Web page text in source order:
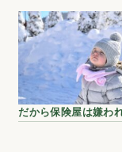
だから保険屋は嫌わ